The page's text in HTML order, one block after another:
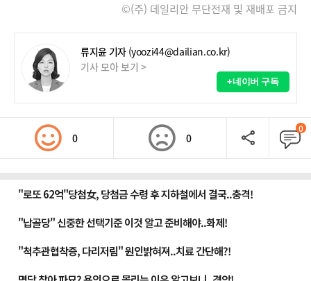
©(주) 데일리안 무단전재 및 재배포 금지
류지윤 기자 (yoozi44@dailian.co.kr)
기사 모아 보기 >
+네이버 구독
0 0
0